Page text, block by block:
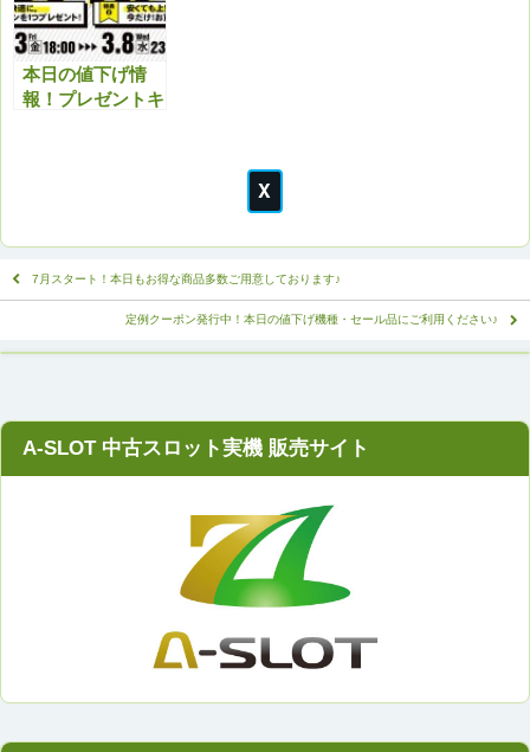
本日の値下げ情
報！プレゼントキ
7月スタート！本日もお得な商品多数ご用意しております♪
定例クーポン発行中！本日の値下げ機種・セール品にご利用ください♪
A-SLOT 中古スロット実機 販売サイト